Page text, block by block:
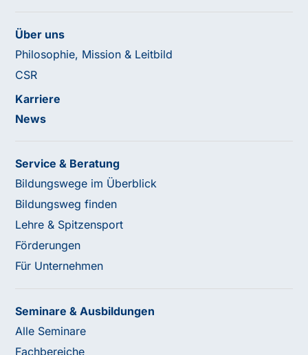
Über uns
Philosophie, Mission & Leitbild
CSR
Karriere
News
Service & Beratung
Bildungswege im Überblick
Bildungsweg finden
Lehre & Spitzensport
Förderungen
Für Unternehmen
Seminare & Ausbildungen
Alle Seminare
Fachbereiche